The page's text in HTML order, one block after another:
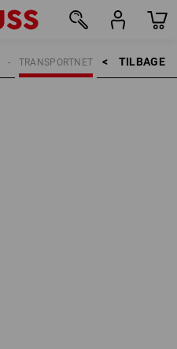
TILBAGE    >
TRANSPORTNET